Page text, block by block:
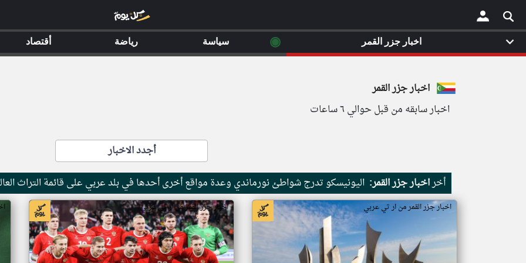
×
اخبار جزر القمر
اخبار سابقه من قبل حوالي ٦ ساعات
أجدد الاخبار
أخراخبار جزر القمر: اليونيسكو تدرج شواطئ نورماندي وعدة مواقع أخرى أحدها في بلد عربي على قائمة التراث
اخبار جزر القمر من ار تي عربي اخبار جزر القمر من ار تي عربي
اخبار جزر القمر ◉ سياسة رياضة أقتصاد